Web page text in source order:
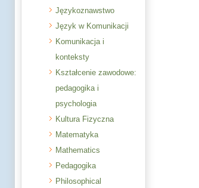
Językoznawstwo
Język w Komunikacji
Komunikacja i
konteksty
Kształcenie zawodowe:
pedagogika i
psychologia
Kultura Fizyczna
Matematyka
Mathematics
Pedagogika
Philosophical